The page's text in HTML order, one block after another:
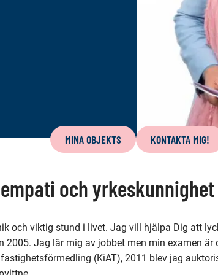
MINA OBJEKTS KONTAKTA MIG!
och yrkeskunnighet
och viktig stund i livet. Jag vill hjälpa Dig att
2005. Jag lär mig av jobbet men min examen
(KiAT), 2011 blev jag